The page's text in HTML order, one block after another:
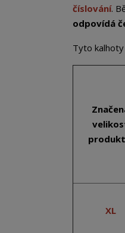
číslování.
odpovídá
Tyto
XL